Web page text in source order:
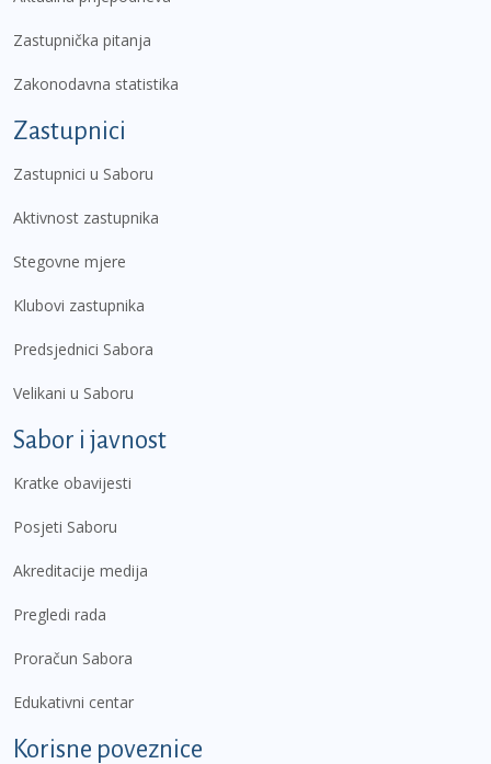
Zastupnička pitanja
Zakonodavna statistika
Zastupnici
Zastupnici u Saboru
Aktivnost zastupnika
Stegovne mjere
Klubovi zastupnika
Predsjednici Sabora
Velikani u Saboru
Sabor i javnost
Kratke obavijesti
Posjeti Saboru
Akreditacije medija
Pregledi rada
Proračun Sabora
Edukativni centar
Korisne poveznice